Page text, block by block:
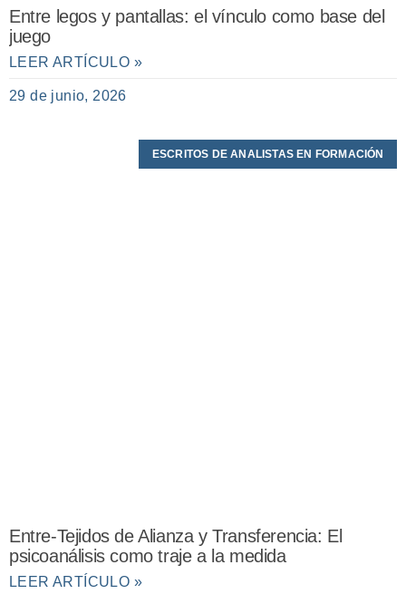
Entre legos y pantallas: el vínculo como base del
juego
LEER ARTÍCULO »
29 de junio, 2026
ESCRITOS DE ANALISTAS EN FORMACIÓN
Entre-Tejidos de Alianza y Transferencia: El
psicoanálisis como traje a la medida
LEER ARTÍCULO »